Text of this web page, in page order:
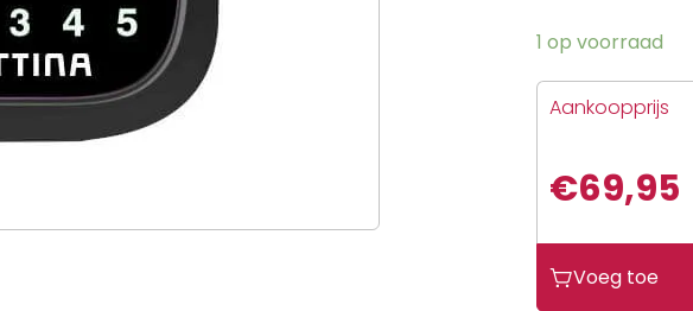
1 op voorraad
Aankoopprijs
€69,95
Voeg toe